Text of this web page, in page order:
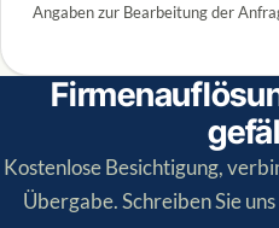
Angaben zur Bearbeitung der
Kostenlose Besichtigung,
Übergabe. Schreiben Sie